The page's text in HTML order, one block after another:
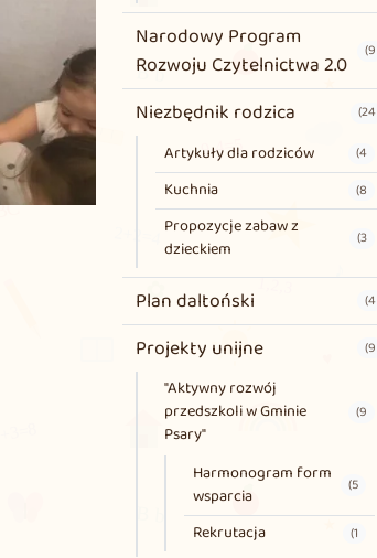
Narodowy Program
Rozwoju Czytelnictwa 2.0
(9
Niezbędnik rodzica (24
Artykuły dla rodziców (4
Kuchnia (8
Propozycje zabaw z
dzieckiem
(3
Plan daltoński (4
Projekty unijne (9
"Aktywny rozwój
przedszkoli w Gminie
Psary"
(9
Harmonogram form
wsparcia
(5
Rekrutacja (1